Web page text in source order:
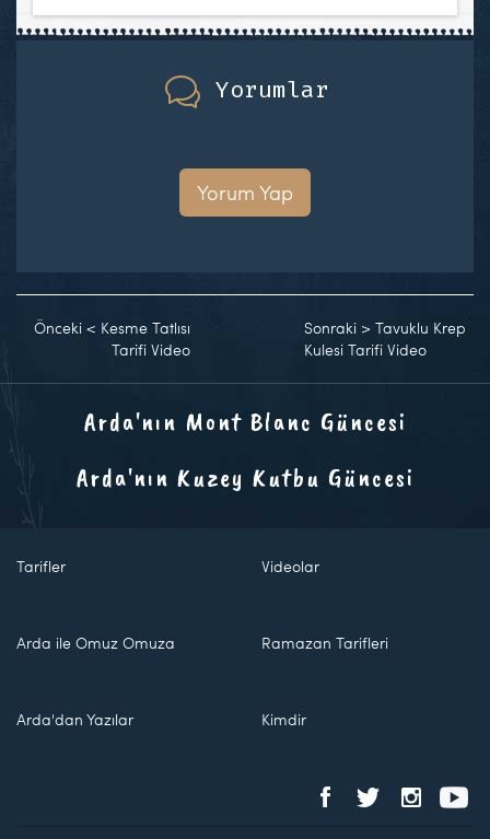
Yorumlar
Yorum Yap
Önceki < Kesme Tatlısı
Tarifi Video
Sonraki >Tavuklu Krep
Kulesi Tarifi Video
Arda'nın Mont Blanc Güncesi
Arda'nın Kuzey Kutbu Güncesi
Tarifler Videolar
Arda ile Omuz Omuza Ramazan Tarifleri
Arda'dan Yazılar Kimdir